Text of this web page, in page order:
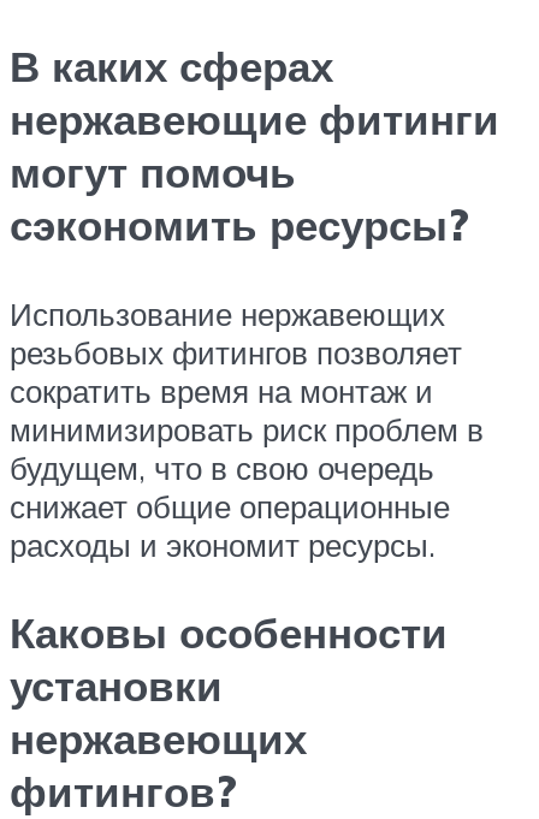
В каких сферах
нержавеющие фитинги
могут помочь
сэкономить ресурсы?
Использование нержавеющих
резьбовых фитингов позволяет
сократить время на монтаж и
минимизировать риск проблем в
будущем, что в свою очередь
снижает общие операционные
расходы и экономит ресурсы.
Каковы особенности
установки
нержавеющих
фитингов?